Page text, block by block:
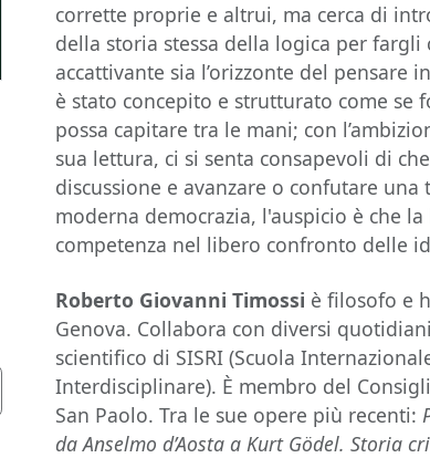
corrette proprie e altrui, ma cerca di
della storia stessa della logica per
accattivante sia l’orizzonte del
è stato concepito e strutturato come se
possa capitare tra le mani; con
sua lettura, ci si senta consapevoli di
discussione e avanzare o confutare
moderna democrazia, l'auspicio è che
competenza nel libero confronto delle
Roberto Giovanni Timossi è filosofo e
Genova. Collabora con diversi
scientifico di SISRI (Scuola
Interdisciplinare). È membro del
San Paolo. Tra le sue opere più recenti:
da Anselmo d’Aosta a Kurt Gödel. Storia